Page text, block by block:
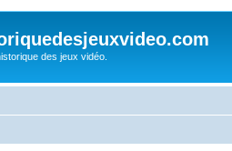
des jeux vidéo.